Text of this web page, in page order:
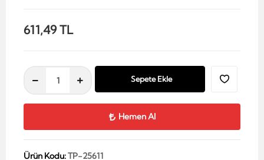
611,49 TL
Sepete Ekle
Hemen Al
Ürün Kodu:TP-25611